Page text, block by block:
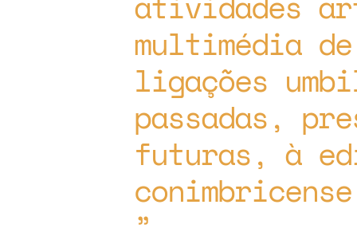
multimédia
ligações
passadas,
futuras, à